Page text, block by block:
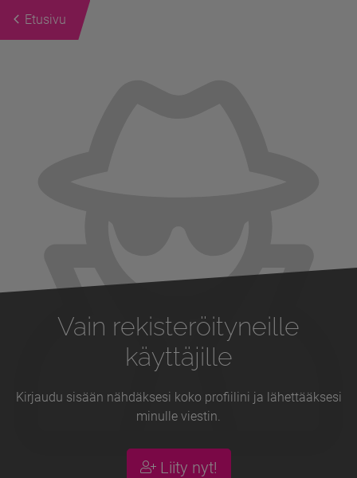
Etusivu
Vain rekisteröityneille
käyttäjille
Kirjaudu sisään nähdäksesi koko profiilini ja lähettääksesi
minulle viestin.
Liity nyt!